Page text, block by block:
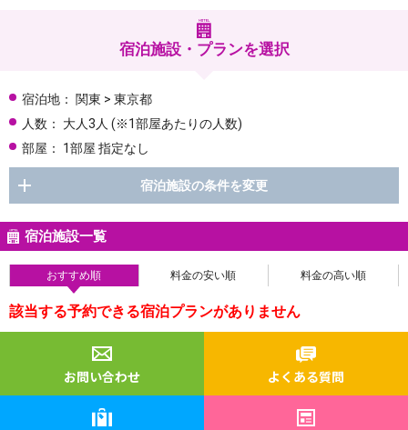
宿泊施設・プランを選択
宿泊地：
関東 > 東京都
人数：
大人3人 (※1部屋あたりの人数)
部屋：
1部屋 指定なし
宿泊施設の条件を変更
宿泊施設一覧
おすすめ順 料金の安い順 料金の高い順
該当する予約できる宿泊プランがありません
お問い合わせ よくある質問